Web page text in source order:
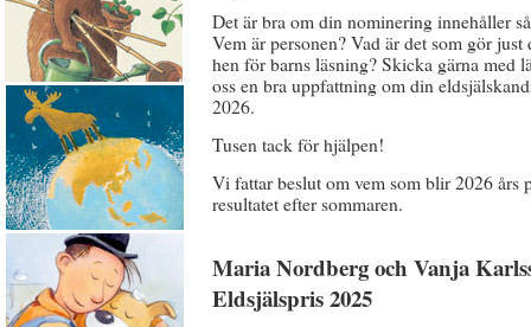
Det är bra om din nominering innehåller
Vem är personen? Vad är det som gör
hen för barns läsning? Skicka gärna med
oss en bra uppfattning om din
2026.
Tusen tack för hjälpen!
Vi fattar beslut om vem som blir 2026 års
resultatet efter sommaren.
Maria Nordberg och Vanja
Eldsjälspris 2025